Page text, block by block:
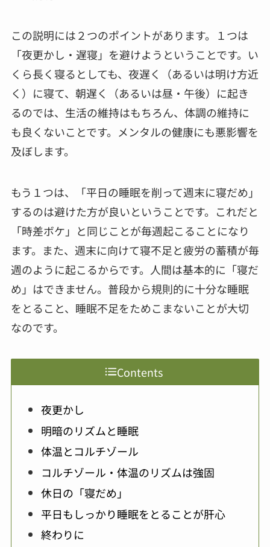
この説明には２つのポイントがあります。１つは
「夜更かし・遅寝」を避けようということです。い
くら長く寝るとしても、夜遅く（あるいは明け方近
く）に寝て、朝遅く（あるいは昼・午後）に起き
るのでは、生活の維持はもちろん、体調の維持に
も良くないことです。メンタルの健康にも悪影響を
及ぼします。
もう１つは、「平日の睡眠を削って週末に寝だめ」
するのは避けた方が良いということです。これだと
「時差ボケ」と同じことが毎週起こることになり
ます。また、週末に向けて寝不足と疲労の蓄積が毎
週のように起こるからです。人間は基本的に「寝だ
め」はできません。普段から規則的に十分な睡眠
をとること、睡眠不足をためこまないことが大切
なのです。
Contents
夜更かし
明暗のリズムと睡眠
体温とコルチゾール
コルチゾール・体温のリズムは強固
休日の「寝だめ」
平日もしっかり睡眠をとることが肝心
終わりに